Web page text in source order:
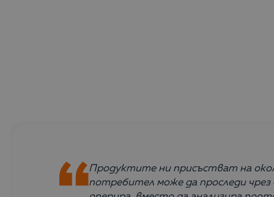
Продуктите ни присъстват на
потребител може да проследи